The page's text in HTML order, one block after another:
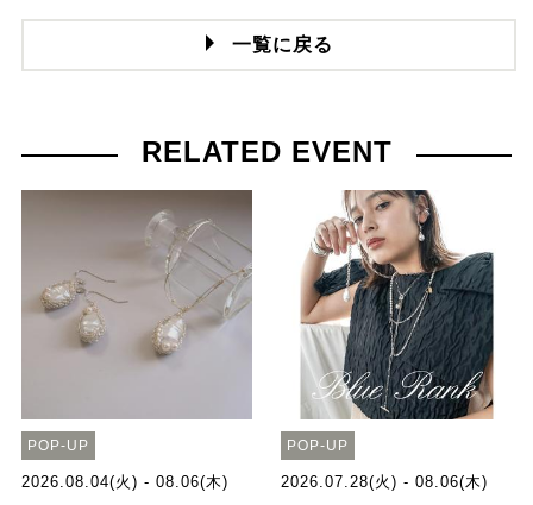
一覧に戻る
RELATED EVENT
POP-UP
2026.08.04(火) - 08.06(木)
POP-UP
2026.07.28(火) - 08.06(木)